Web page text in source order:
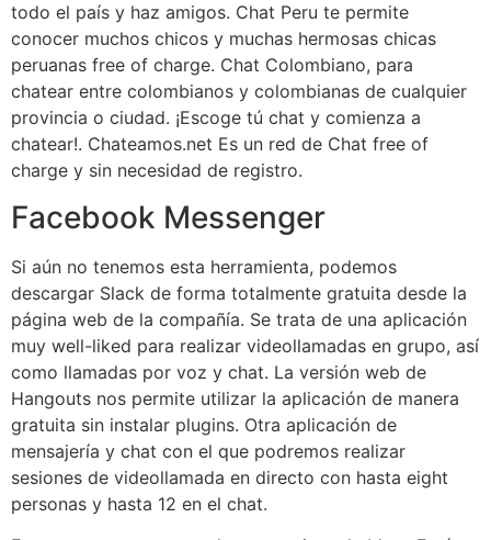
todo el país y haz amigos. Chat Peru te permite
conocer muchos chicos y muchas hermosas chicas
peruanas free of charge. Chat Colombiano, para
chatear entre colombianos y colombianas de cualquier
provincia o ciudad. ¡Escoge tú chat y comienza a
chatear!. Chateamos.net Es un red de Chat free of
charge y sin necesidad de registro.
Facebook Messenger
Si aún no tenemos esta herramienta, podemos
descargar Slack de forma totalmente gratuita desde la
página web de la compañía. Se trata de una aplicación
muy well-liked para realizar videollamadas en grupo, así
como llamadas por voz y chat. La versión web de
Hangouts nos permite utilizar la aplicación de manera
gratuita sin instalar plugins. Otra aplicación de
mensajería y chat con el que podremos realizar
sesiones de videollamada en directo con hasta eight
personas y hasta 12 en el chat.